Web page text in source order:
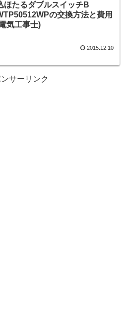
ほたるダブルスイッチB
の交換方法と費用
気工事士)
2015.12.10
サーリンク